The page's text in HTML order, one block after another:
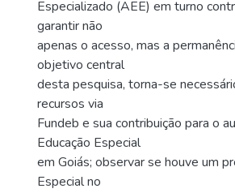
Especializado (AEE) em turno
garantir não
apenas o acesso, mas a
objetivo central
desta pesquisa, torna-se
recursos via
Fundeb e sua contribuição para o
Educação Especial
em Goiás; observar se houve um
Especial no